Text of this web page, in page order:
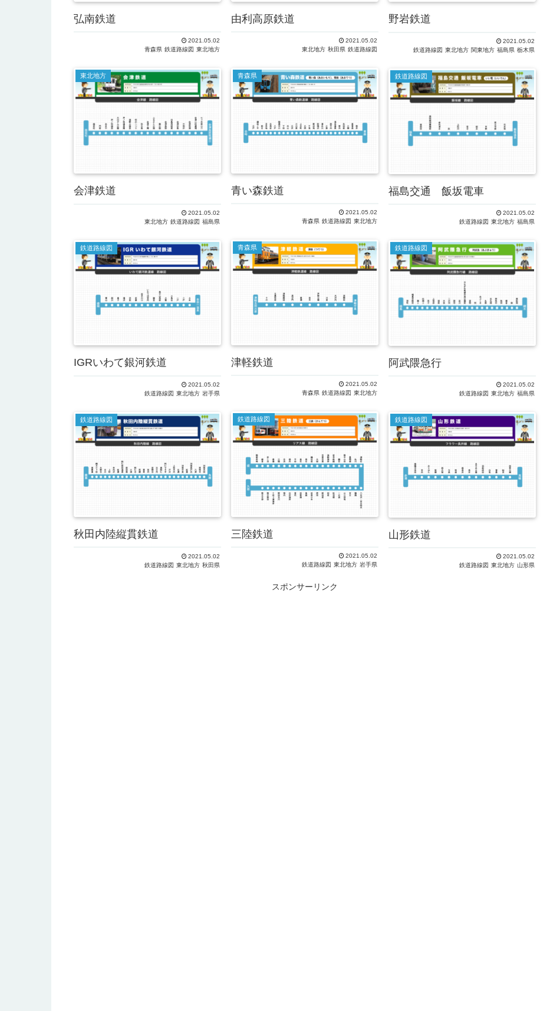
弘南鉄道
2021.05.02
青森県 鉄道路線図 東北地方
由利高原鉄道
2021.05.02
東北地方 秋田県 鉄道路線図
野岩鉄道
2021.05.02
鉄道路線図 東北地方 関東地方 福島県 栃木県
東北地方
会津鉄道
2021.05.02
東北地方 鉄道路線図 福島県
青森県
青い森鉄道
2021.05.02
青森県 鉄道路線図 東北地方
鉄道路線図
福島交通 飯坂電車
2021.05.02
鉄道路線図 東北地方 福島県
青森県
津軽鉄道
2021.05.02
青森県 鉄道路線図 東北地方
鉄道路線図
IGRいわて銀河鉄道
2021.05.02
鉄道路線図 東北地方 岩手県
鉄道路線図
阿武隈急行
2021.05.02
鉄道路線図 東北地方 福島県
鉄道路線図
三陸鉄道
2021.05.02
鉄道路線図 東北地方 岩手県
鉄道路線図
秋田内陸縦貫鉄道
2021.05.02
鉄道路線図 東北地方 秋田県
鉄道路線図
山形鉄道
2021.05.02
鉄道路線図 東北地方 山形県
スポンサーリンク